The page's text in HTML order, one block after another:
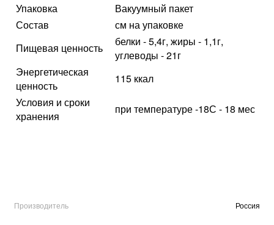
Упаковка
Вакуумный пакет
Состав
см на упаковке
Пищевая ценность
белки - 5,4г, жиры - 1,1г,
углеводы - 21г
Энергетическая
ценность
115 ккал
Условия и сроки
хранения
при температуре -18С - 18 мес
Производитель Россия